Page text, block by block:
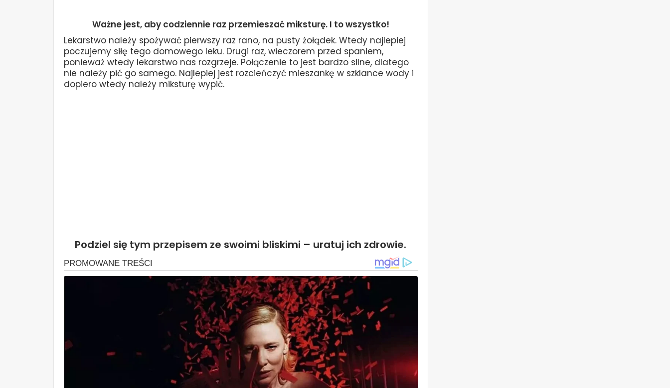
Ważne jest, aby codziennie raz przemieszać miksturę. I to wszystko!
Lekarstwo należy spożywać pierwszy raz rano, na pusty żołądek. Wtedy najlepiej
poczujemy siłę tego domowego leku. Drugi raz, wieczorem przed spaniem,
ponieważ wtedy lekarstwo nas rozgrzeje. Połączenie to jest bardzo silne, dlatego
nie należy pić go samego. Najlepiej jest rozcieńczyć mieszankę w szklance wody i
dopiero wtedy należy miksturę wypić.
Podziel się tym przepisem ze swoimi bliskimi – uratuj ich zdrowie.